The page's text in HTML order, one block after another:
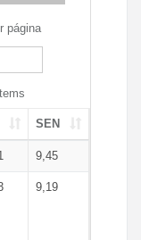
página
SEN
9,45
9,19